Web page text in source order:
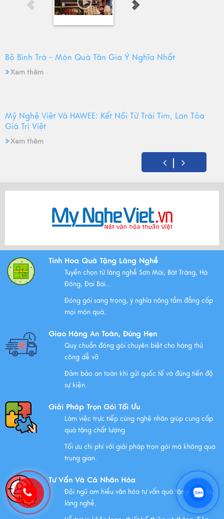
Bộ Bình Trà - Món Quà Tân Gia Ý Nghĩa Nhất
Xem thêm
Mỹ Nghệ Việt Và HAWEE: Kết Nối Từ Trái Tim, Lan Tỏa
Giá Trị Việt
Xem thêm
Bộ Tam Sự Là Gì ? Bộ Tam Sự Có Ý Nghĩa Như Thế Nào
Trong Văn Hóa Thờ Cúng?
Xem thêm
Xem thêm
Chúc mừng chị Nguyễn Thị Nhựt Phượng - giám đốc
Xem thêm
Chính Sách Quyền Riêng Tư Tại Mỹ Nghệ Việt
NHỮNG ĐẶC ĐIỂM CỦA HÀNG THỦ CÔNG MỸ NGHỆ
Tinh Hoa Quà Tặng Làng Nghề
Tuyển chọn từ làng nghề Sơn Mài, Bát Tràng, Hà
Đông, Đại Bái...
Đóng gói sang trọng, ý nghĩa nâng tầm đẳng cấp
mọi món quà.
Giao Hàng An Toàn, Đúng Hẹn
Quy chuẩn đóng gói chuyên biệt cho hàng thủ
công dễ vỡ
Đảm bảo an toàn khi gửi quốc tế và đúng tiến độ
sự kiện.
Giải Pháp Trọn Gói Tối Ưu
Làm việc trực tiếp cùng nghệ nhân giúp cung cấp
quà tặng chất lượng
Tối ưu chi phí với giải pháp trọn gói mà không qua
trung gian.
Tư Vấn Và Cá Nhân Hóa
Đội ngũ am hiểu văn hóa tư vấn quà tặng ý nghĩa,
làng nghề.